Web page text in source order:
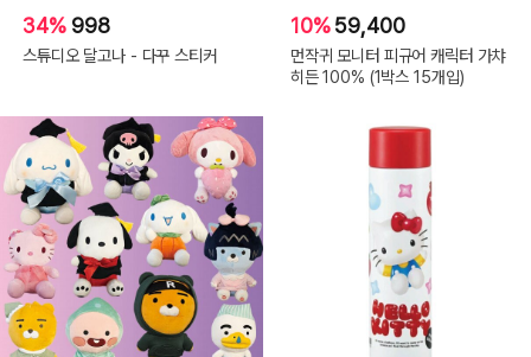
34% 998
스튜디오 달고나 - 다꾸 스티커
10%59,400
먼작귀 모니터 피규어 캐릭터 가챠
히든 100% (1박스 15개입)